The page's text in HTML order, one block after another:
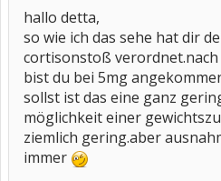
hallo detta,
so wie ich das sehe hat dir
cortisonstoß
bist du bei 5mg
sollst ist das eine ganz
möglichkeit einer
ziemlich gering.aber
immer